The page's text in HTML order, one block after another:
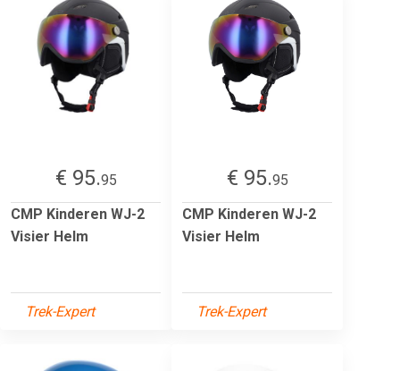
€ 95.95
CMP Kinderen WJ-2
Visier Helm
Trek-Expert
€ 95.95
CMP Kinderen WJ-2
Visier Helm
Trek-Expert